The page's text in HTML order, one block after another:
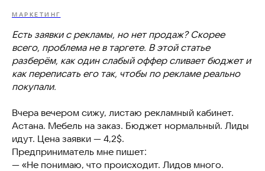
МАРКЕТИНГ
Есть заявки с рекламы, но нет продаж? Скорее
всего, проблема не в таргете. В этой статье
разберём, как один слабый оффер сливает бюджет и
как переписать его так, чтобы по рекламе реально
покупали.
Вчера вечером сижу, листаю рекламный кабинет.
Астана. Мебель на заказ. Бюджет нормальный. Лиды
идут. Цена заявки — 4,2$.
Предприниматель мне пишет:
— «Не понимаю, что происходит. Лидов много.